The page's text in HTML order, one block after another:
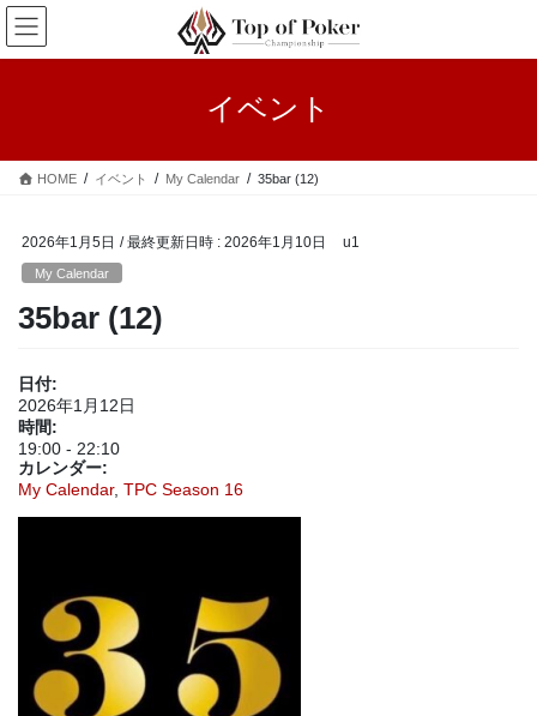
コ
ン
テ
ス
ナ
ビ
ゲ
ン
イベント
HOME イベント My Calendar 35bar (12)
2026年1月5日 / 最終更新日時 : 2026年1月10日 u1
My Calendar
35bar (12)
日付:
2026年1月12日
時間:
19:00 - 22:10
カレンダー:
My Calendar, TPC Season 16